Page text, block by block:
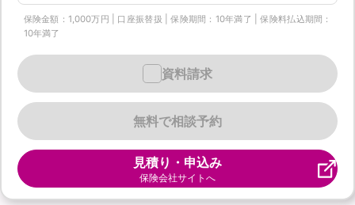
保険金額：1,000万円 | 口座振替扱 | 保険期間：10年満了 | 保険料払込期間：
10年満了
無料で相談予約
資料請求
見積り・申込み
保険会社サイトへ